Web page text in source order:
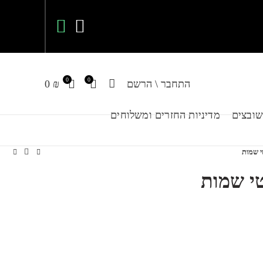
התחבר \ הרשם 0
0
0 ₪
מדיניות החזרים ומשלוחים
שמות
שמות